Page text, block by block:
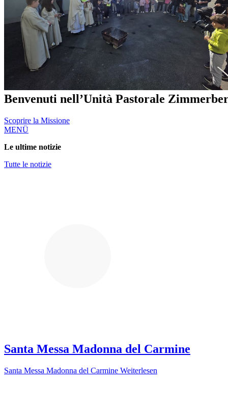
Benvenuti nell’Unità Pastorale
Scoprire la Missione
MENÜ
Le ultime notizie
Tutte le notizie
Santa Messa Madonna del Carmine
Santa Messa Madonna del Carmine Weiterlesen